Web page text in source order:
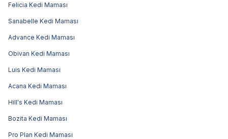
Felicia Kedi Maması
Sanabelle Kedi Maması
Advance Kedi Maması
Obivan Kedi Maması
Luis Kedi Maması
Acana Kedi Maması
Hill's Kedi Maması
Bozita Kedi Maması
Pro Plan Kedi Maması